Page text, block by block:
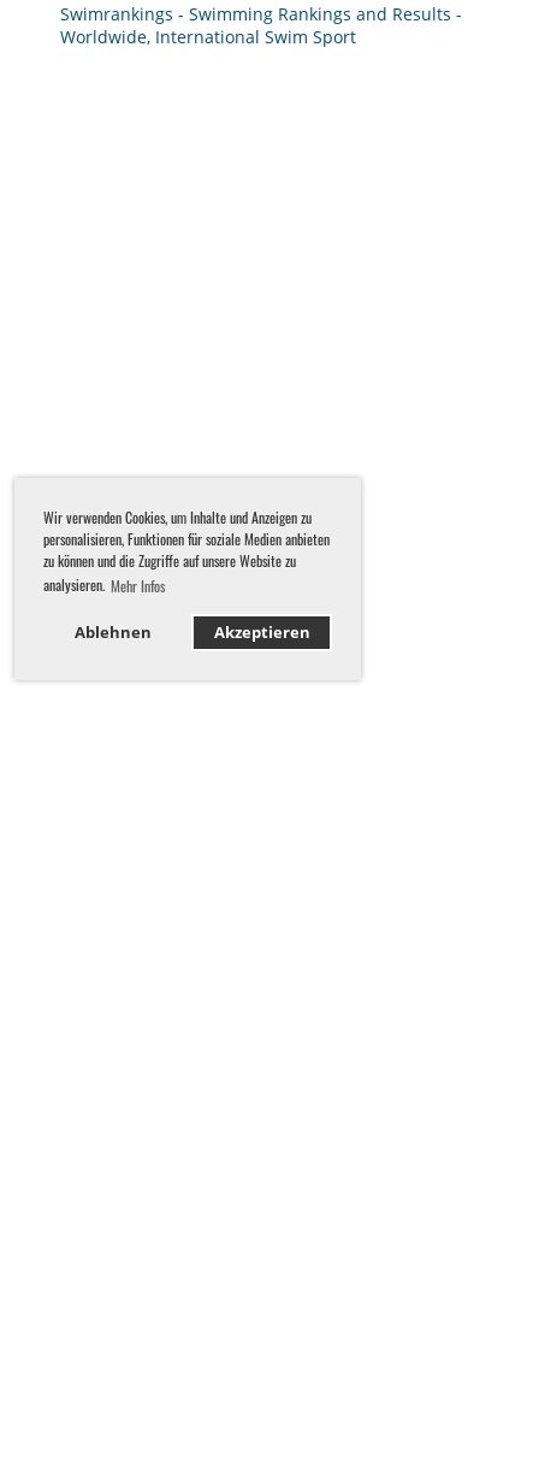
Wir verwenden Cookies, um Inhalte und Anzeigen zu
personalisieren, Funktionen für soziale Medien anbieten
zu können und die Zugriffe auf unsere Website zu
analysieren. Mehr Infos
Ablehnen Akzeptieren
Swimrankings - Swimming Rankings and Results -
Worldwide, International Swim Sport